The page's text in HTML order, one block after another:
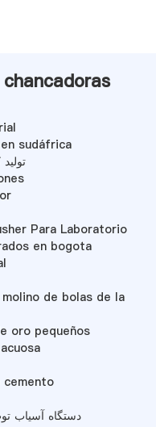
sudáfrica
Para Laboratorio
en bogota
de bolas de la
oro pequeños
cemento
دستگاه آسیاب